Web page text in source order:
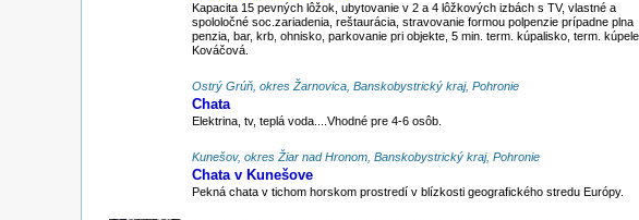
Kapacita 15 pevných lôžok, ubytovanie v 2 a 4 lôžkových izbách s TV, vlastné a
spololočné soc.zariadenia, reštaurácia, stravovanie formou polpenzie prípadne plna
penzia, bar, krb, ohnisko, parkovanie pri objekte, 5 min. term. kúpalisko, term. kúpele
Kováčová.
Ostrý Grúň, okres Žarnovica, Banskobystrický kraj, Pohronie
Chata
Elektrina, tv, teplá voda....Vhodné pre 4-6 osôb.
Kunešov, okres Žiar nad Hronom, Banskobystrický kraj, Pohronie
Chata v Kunešove
Pekná chata v tichom horskom prostredí v blízkosti geografického stredu Európy.